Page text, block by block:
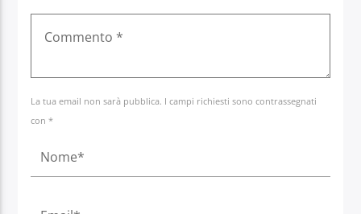
La tua email non sarà pubblica. I campi richiesti sono contrassegnati
con *